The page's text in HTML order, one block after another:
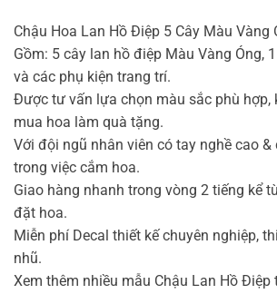
Chậu Hoa Lan Hồ Điệp 5 Cây Màu Vàng
Gồm: 5 cây lan hồ điệp Màu Vàng Óng,
và các phụ kiện trang trí.
Được tư vấn lựa chọn màu sắc phù hợp,
mua hoa làm quà tặng.
Với đội ngũ nhân viên có tay nghề cao &
trong việc cắm hoa.
Giao hàng nhanh trong vòng 2 tiếng kể
đặt hoa.
Miễn phí Decal thiết kế chuyên nghiệp,
nhũ.
Xem thêm nhiều mẫu Chậu Lan Hồ Điệp